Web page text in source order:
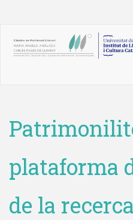
plataforma
de la